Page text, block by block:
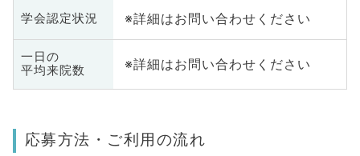
学会認定状況 ※詳細はお問い合わせください
一日の
平均来院数
※詳細はお問い合わせください
応募方法・ご利用の流れ